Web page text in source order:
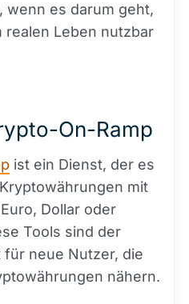
wenn es darum geht,
realen Leben nutzbar
On-Ramp
ist ein Dienst, der es
mit
Dollar oder
Tools sind der
neue Nutzer, die
nähern.